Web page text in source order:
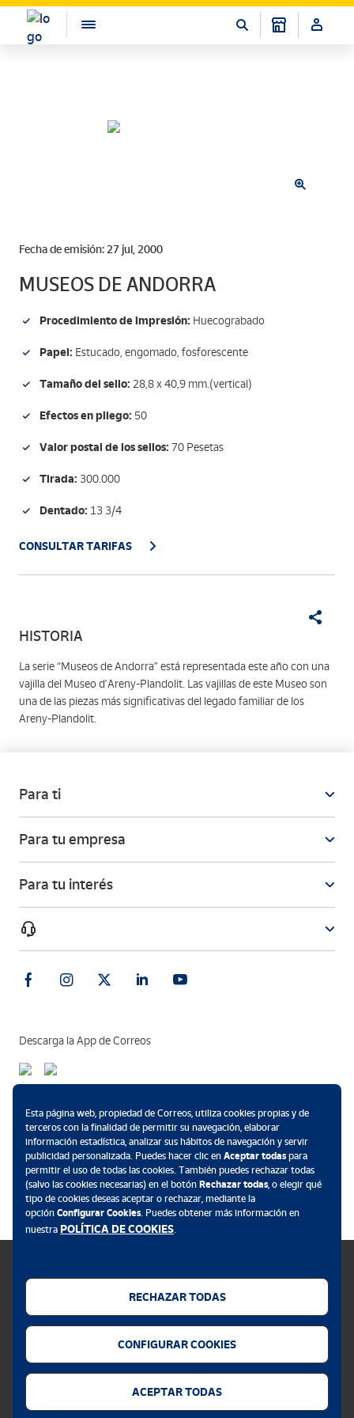
Fecha de emisión: 27 jul, 2000
MUSEOS DE ANDORRA
Procedimiento de impresión: Huecograbado
Papel: Estucado, engomado, fosforescente
Tamaño del sello: 28,8 x 40,9 mm.(vertical)
Efectos en pliego: 50
Valor postal de los sellos: 70 Pesetas
Tirada: 300.000
Dentado: 13 3/4
CONSULTAR TARIFAS
HISTORIA
La serie “Museos de Andorra” está representada este año con una
vajilla del Museo d’Areny-Plandolit. Las vajillas de este Museo son
una de las piezas más significativas del legado familiar de los
Areny-Plandolit.
Para ti
Para tu empresa
Para tu interés
Descarga la App de Correos
Política de cookies
Privacidad web
Esta página web, propiedad de Correos, utiliza cookies propias y de
terceros con la finalidad de permitir su navegación, elaborar
información estadística, analizar sus hábitos de navegación y servir
publicidad personalizada. Puedes hacer clic en Aceptar todaspara
permitir el uso de todas las cookies. También puedes rechazar todas
(salvo las cookies necesarias) en el botón Rechazar todas, o elegir qué
tipo de cookies deseas aceptar o rechazar, mediante la
opción Configurar Cookies. Puedes obtener más información en
nuestra POLÍTICA DE COOKIES.
RECHAZAR TODAS
CONFIGURAR COOKIES
ACEPTAR TODAS